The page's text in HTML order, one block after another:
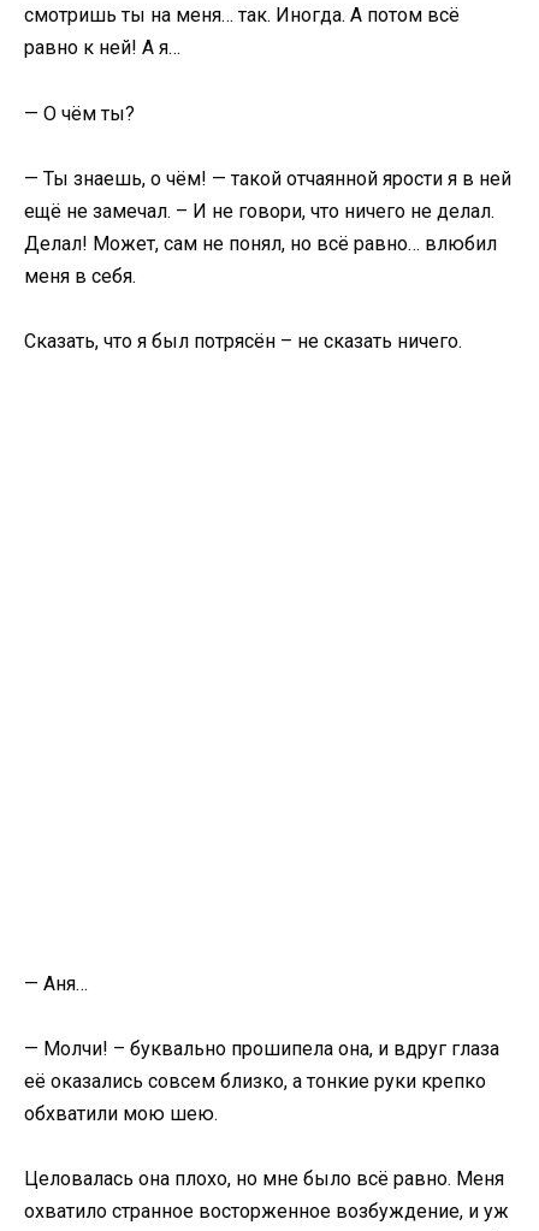
смотришь ты на меня… так. Иногда. А потом всё
равно к ней! А я…
— О чём ты?
— Ты знаешь, о чём! — такой отчаянной ярости я в ней
ещё не замечал. – И не говори, что ничего не делал.
Делал! Может, сам не понял, но всё равно… влюбил
меня в себя.
Сказать, что я был потрясён – не сказать ничего.
— Аня…
— Молчи! – буквально прошипела она, и вдруг глаза
её оказались совсем близко, а тонкие руки крепко
обхватили мою шею.
Целовалась она плохо, но мне было всё равно. Меня
охватило странное восторженное возбуждение, и уж